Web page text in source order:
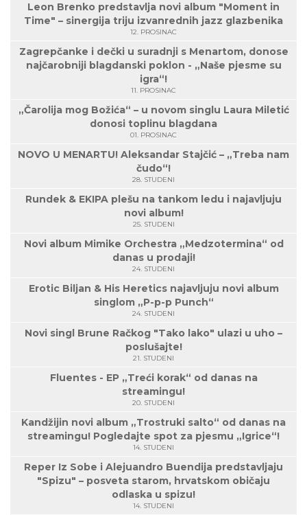
Leon Brenko predstavlja novi album "Moment in
Time" – sinergija triju izvanrednih jazz glazbenika
12. PROSINAC
Zagrepčanke i dečki u suradnji s Menartom, donose
najčarobniji blagdanski poklon - „Naše pjesme su
igra“!
11. PROSINAC
„Čarolija mog Božića“ – u novom singlu Laura Miletić
donosi toplinu blagdana
01. PROSINAC
NOVO U MENARTU! Aleksandar Stajčić – „Treba nam
čudo“!
28. STUDENI
Rundek & EKIPA plešu na tankom ledu i najavljuju
novi album!
25. STUDENI
Novi album Mimike Orchestra „Medzotermina“ od
danas u prodaji!
24. STUDENI
Erotic Biljan & His Heretics najavljuju novi album
singlom „P-p-p Punch“
24. STUDENI
Novi singl Brune Račkog "Tako lako" ulazi u uho –
poslušajte!
21. STUDENI
Fluentes - EP „Treći korak“ od danas na
streamingu!
20. STUDENI
Kandžijin novi album „Trostruki salto“ od danas na
streamingu! Pogledajte spot za pjesmu „Igrice“!
14. STUDENI
Reper Iz Sobe i Alejuandro Buendija predstavljaju
"Spizu" – posveta starom, hrvatskom običaju
odlaska u spizu!
14. STUDENI